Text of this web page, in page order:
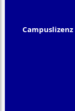
Campuslizenz